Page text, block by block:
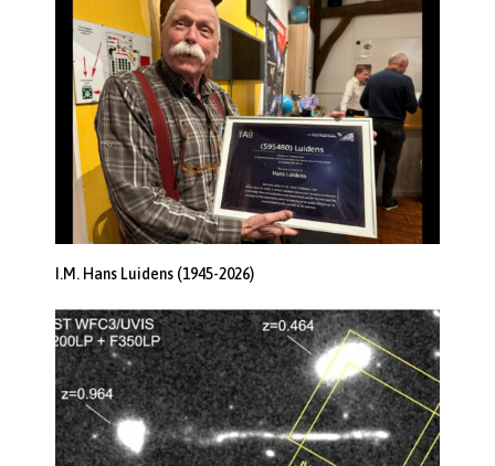
I.M. Hans Luidens (1945-2026)